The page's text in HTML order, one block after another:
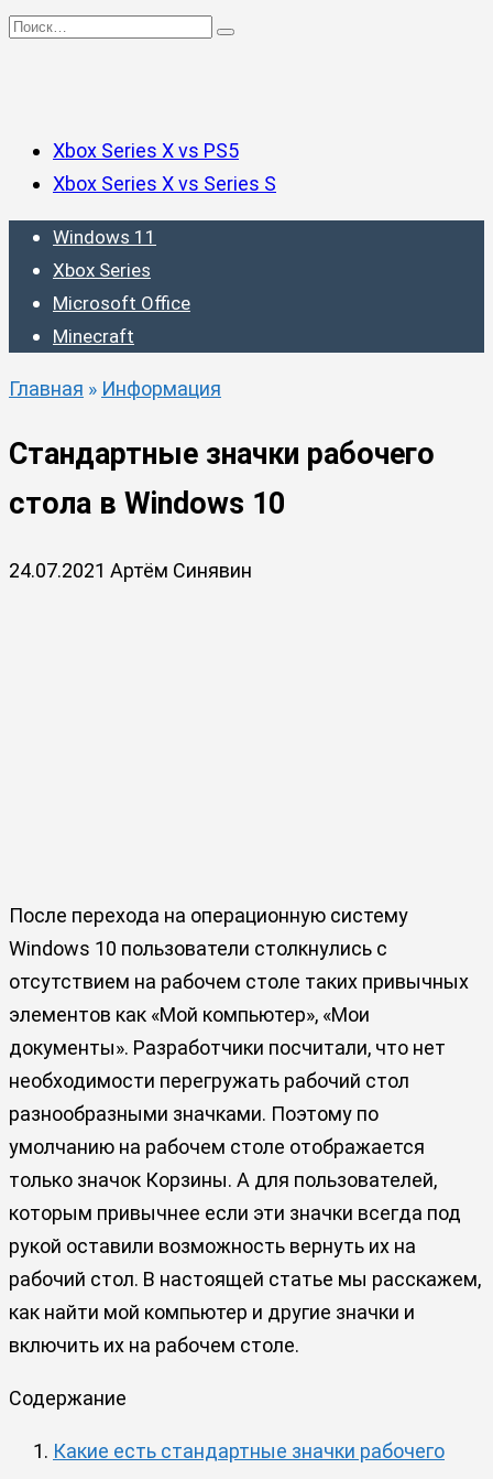
Перейти
Search
Xbox Series X vs PS5
Xbox Series X vs Series S
Windows 11
Xbox Series
Microsoft Office
Minecraft
Главная » Информация
Стандартные значки рабочего
стола в Windows 10
24.07.2021 Артём Синявин
После перехода на операционную систему
Windows 10 пользователи столкнулись с
отсутствием на рабочем столе таких привычных
элементов как «Мой компьютер», «Мои
документы». Разработчики посчитали, что нет
необходимости перегружать рабочий стол
разнообразными значками. Поэтому по
умолчанию на рабочем столе отображается
только значок Корзины. А для пользователей,
которым привычнее если эти значки всегда под
рукой оставили возможность вернуть их на
рабочий стол. В настоящей статье мы расскажем,
как найти мой компьютер и другие значки и
включить их на рабочем столе.
Содержание
Какие есть стандартные значки рабочего